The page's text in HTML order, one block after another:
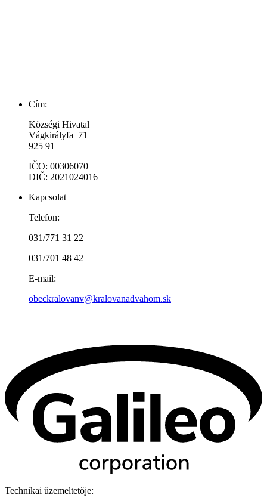
Cím:
Községi Hivatal
Vágkirályfa 71
925 91
IČO: 00306070
DIČ: 2021024016
Kapcsolat
Telefon:
031/771 31 22
031/701 48 42
E-mail:
obeckralovanv@kralovanadvahom.sk
Technikai üzemeltetője: